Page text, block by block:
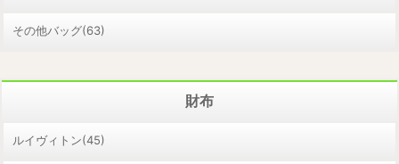
その他バッグ(63)
財布
ルイヴィトン(45)